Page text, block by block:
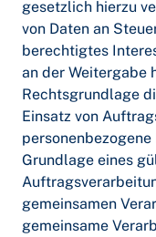
gesetzlich hierzu
von Daten an
berechtigtes
an der Weitergabe
Rechtsgrundlage
Einsatz von
Grundlage eines
gemeinsamen
gemeinsame